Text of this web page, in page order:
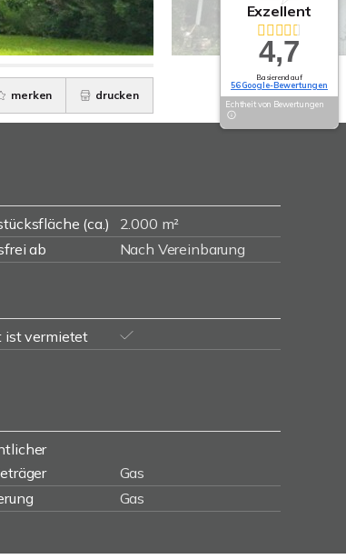
merken drucken
(ca.)
2.000 m²
ab Nach Vereinbarung
ist vermietet
Gas
Gas
Exzellent
4,7
Basierend auf
56 Google-Bewertungen
Echtheit von Bewertungen